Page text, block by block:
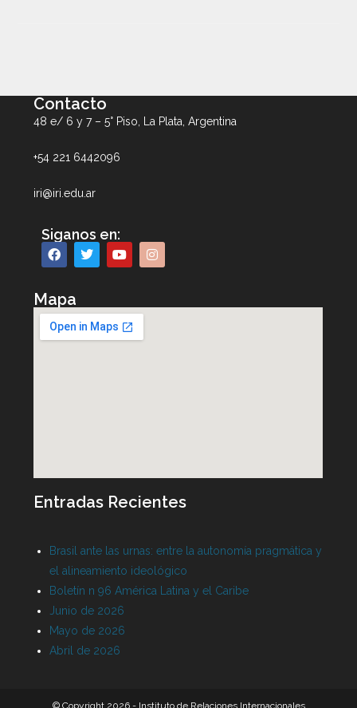
Contacto
48 e/ 6 y 7 – 5° Piso, La Plata, Argentina
+54 221 6442096
iri@iri.edu.ar
Siganos en:
Mapa
Entradas Recientes
Brasil ante las urnas: entre la autonomía pragmática y
el alineamiento ideológico
Boletín n 96 América Latina y el Caribe
Junio de 2026
Mayo de 2026
Abril de 2026
© Copyright 2026 - Instituto de Relaciones Internacionales